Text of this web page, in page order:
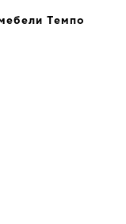
Темпо